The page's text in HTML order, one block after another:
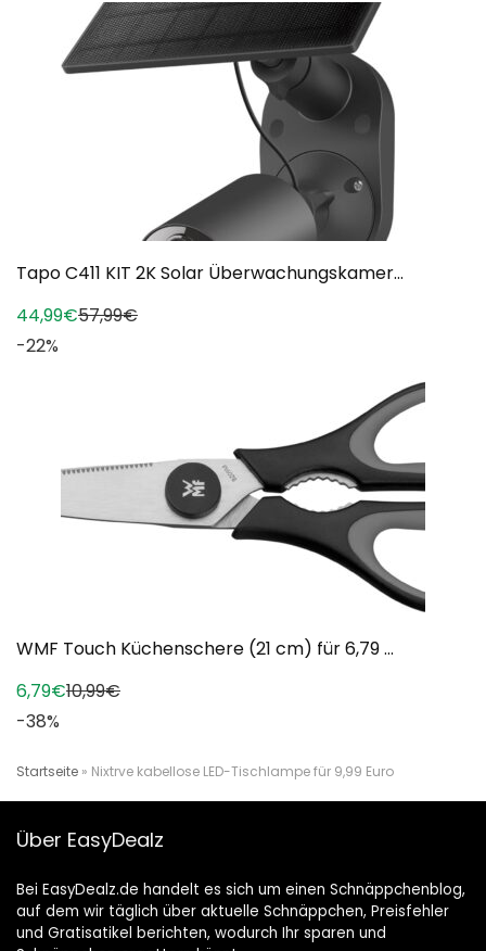
Tapo C411 KIT 2K Solar Überwachungskamer...
44,99€57,99€
-22%
WMF Touch Küchenschere (21 cm) für 6,79 ...
6,79€10,99€
-38%
Startseite » Nixtrve kabellose LED-Tischlampe für 9,99 Euro
Über EasyDealz
Bei EasyDealz.de handelt es sich um einen Schnäppchenblog,
auf dem wir täglich über aktuelle Schnäppchen, Preisfehler
und Gratisatikel berichten, wodurch Ihr sparen und